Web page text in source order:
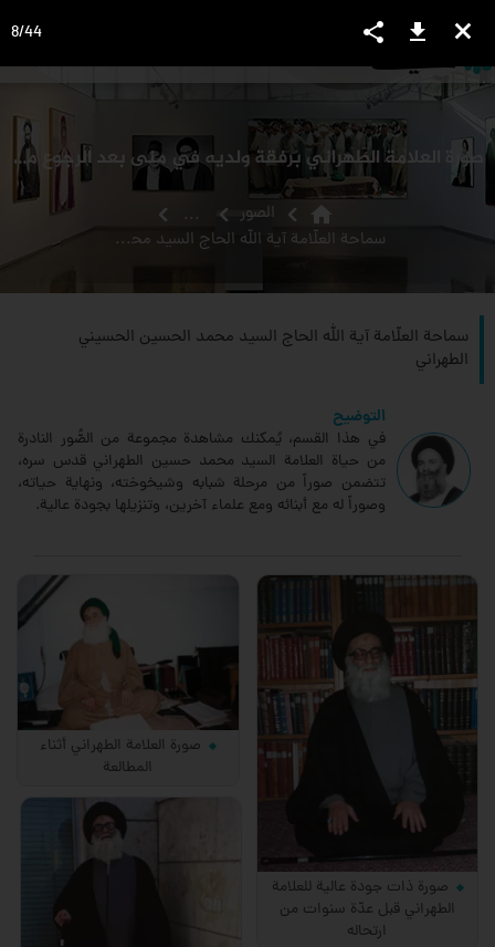
view_headline
صورة العلامة الطهراني برفقة ولديه في منى بعد الرجوع من رمي الجمرات
home الصور
...
سماحة العلّامة آية الله الحاج السيد محمد الحسين الحسيني الطهراني
سماحة العلّامة آية الله الحاج السيد محمد الحسين الحسيني
الطهراني
التوضيح
في هذا القسم، يُمكنك مشاهدة مجموعة من الصُّور النادرة
من حياة العلامة السيد محمد حسين الطهراني قدس سره،
تتضمن صوراً من مرحلة شبابه وشيخوخته، ونهاية حياته،
وصوراً له مع أبنائه ومع علماء آخرين، وتنزيلها بجودة عالية.
صورة ذات جودة عالية للعلامة
الطهراني قبل عدّة سنوات من
ارتحاله
صورة العلامة الطهراني أثناء
المطالعة
close
download
share
8/44